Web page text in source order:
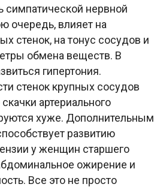
симпатической нервной
очередь, влияет на
стенок, на тонус сосудов и
обмена веществ. В
гипертония.
стенок крупных сосудов
артериального
хуже. Дополнительным
развитию
у женщин старшего
ожирение и
Все это не просто